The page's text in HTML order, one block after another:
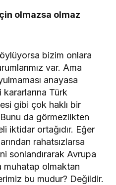
olmazsa olmaz
bizim onlara
var. Ama
anayasa
Türk
gibi çok haklı bir
da görmezlikten
iktidar ortağıdır. Eğer
rahatsızlarsa
sonlandırarak Avrupa
muhatap olmaktan
bu mudur? Değildir.